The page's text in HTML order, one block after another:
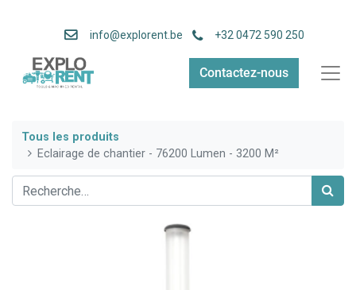
info@explorent.be +32 0472 590 250
Contactez-nous
Tous les produits
Eclairage de chantier - 76200 Lumen - 3200 M²